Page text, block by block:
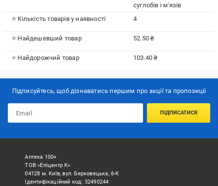
суглобів і м'язів
⭐ Кількість товарів у наявності
4
⭐ Найдешевший товар 52.50 ₴
⭐ Найдорожчий товар 103.40 ₴
Підписуйтесь, щоб дізнаватись першим про акції та пропозиції
ПІДПИСАТИСЯ
Аптека 100+
ТОВ «Епіцентр К»
04128 м. Київ, вул. Берковецька, 6-К
Ідентифікаційний код: 32490244